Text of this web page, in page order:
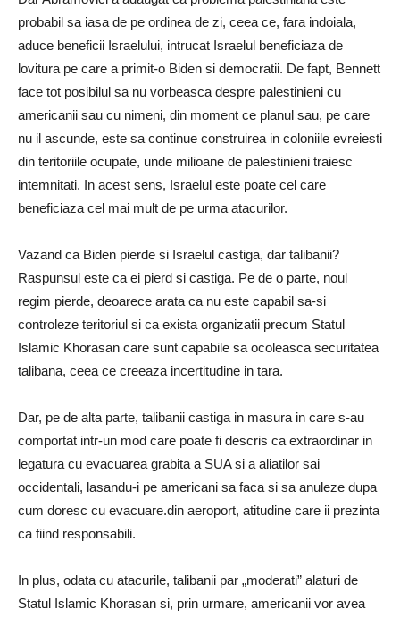
probabil sa iasa de pe ordinea de zi, ceea ce, fara indoiala,
aduce beneficii Israelului, intrucat Israelul beneficiaza de
lovitura pe care a primit-o Biden si democratii. De fapt, Bennett
face tot posibilul sa nu vorbeasca despre palestinieni cu
americanii sau cu nimeni, din moment ce planul sau, pe care
nu il ascunde, este sa continue construirea in coloniile evreiesti
din teritoriile ocupate, unde milioane de palestinieni traiesc
intemnitati. In acest sens, Israelul este poate cel care
beneficiaza cel mai mult de pe urma atacurilor.
Vazand ca Biden pierde si Israelul castiga, dar talibanii?
Raspunsul este ca ei pierd si castiga. Pe de o parte, noul
regim pierde, deoarece arata ca nu este capabil sa-si
controleze teritoriul si ca exista organizatii precum Statul
Islamic Khorasan care sunt capabile sa ocoleasca securitatea
talibana, ceea ce creeaza incertitudine in tara.
Dar, pe de alta parte, talibanii castiga in masura in care s-au
comportat intr-un mod care poate fi descris ca extraordinar in
legatura cu evacuarea grabita a SUA si a aliatilor sai
occidentali, lasandu-i pe americani sa faca si sa anuleze dupa
cum doresc cu evacuare.din aeroport, atitudine care ii prezinta
ca fiind responsabili.
In plus, odata cu atacurile, talibanii par „moderati” alaturi de
Statul Islamic Khorasan si, prin urmare, americanii vor avea